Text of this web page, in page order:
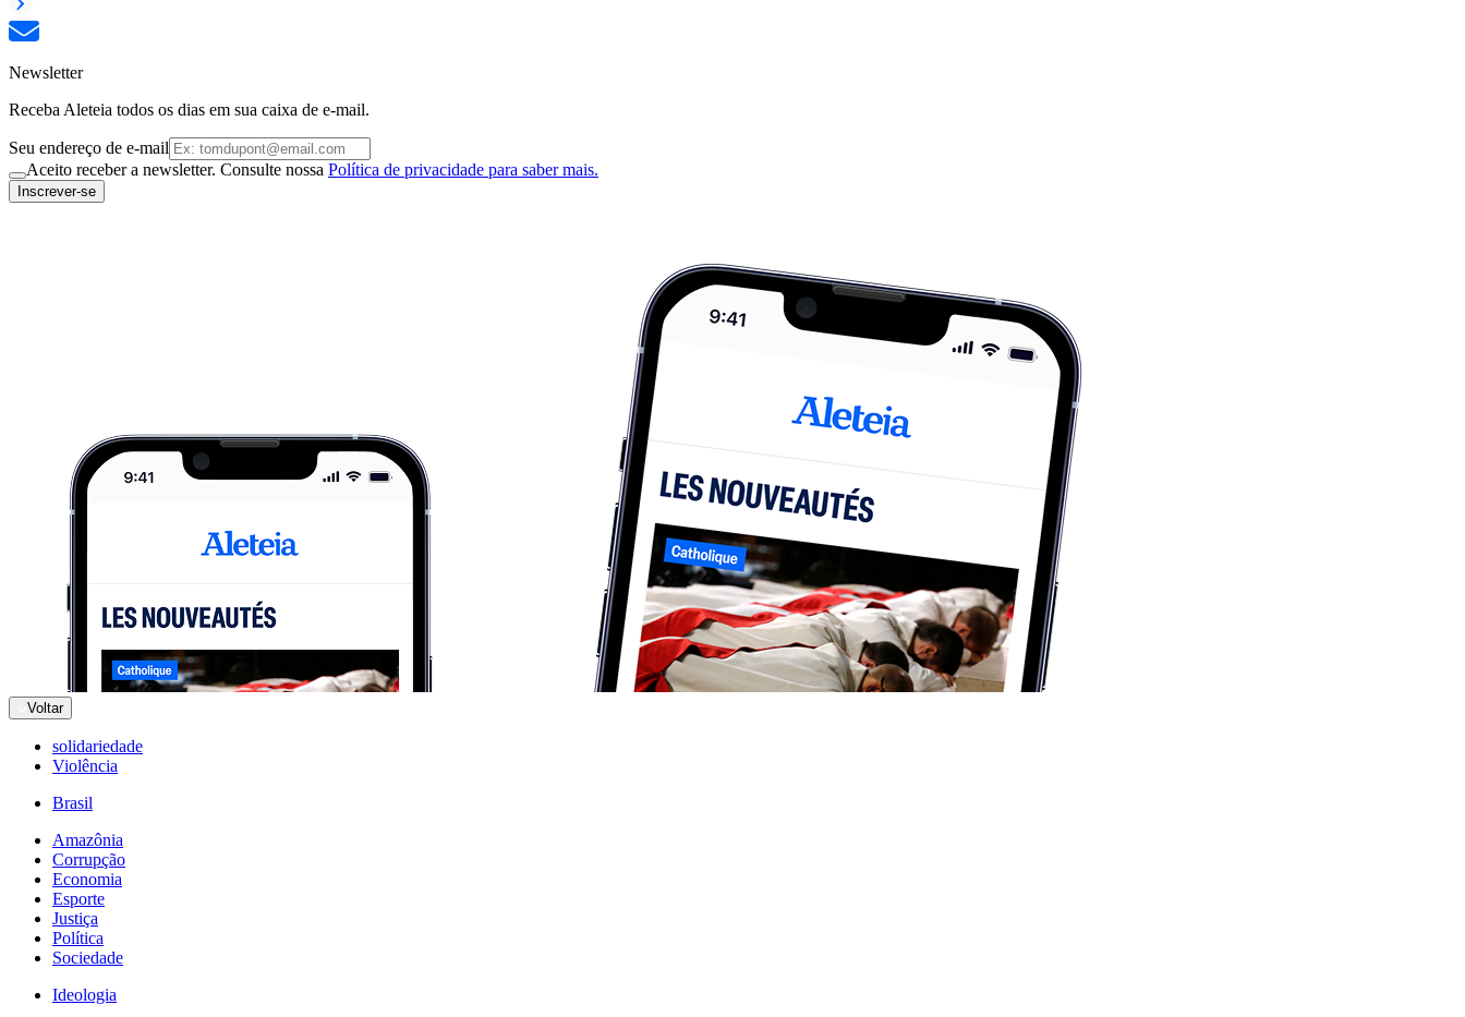
Newsletter
Receba Aleteia todos os dias em sua caixa de e-mail.
Seu endereço de e-mail
Aceito receber a newsletter. Consulte nossa Política de privacidade para saber mais.
Inscrever-se
Voltar
solidariedade
Violência
Brasil
Amazônia
Corrupção
Economia
Esporte
Justiça
Política
Sociedade
Ideologia